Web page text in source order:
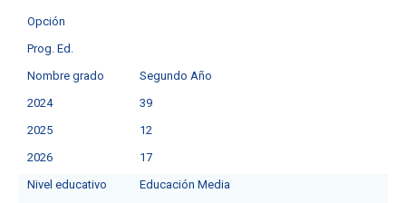
Opción
Prog. Ed.
Nombre grado
Segundo Año
2024
39
2025
12
2026
17
Nivel educativo
Educación Media